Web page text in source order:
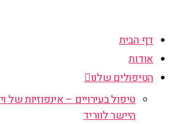
דף הבית
אודות
הטיפולים שלנו
טיפול בעירויים – אינפוזיות של
היישר לווריד